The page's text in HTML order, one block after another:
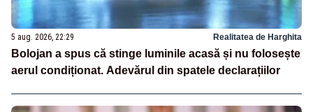
5 aug. 2026, 22:29 Realitatea de Harghita
Bolojan a spus că stinge luminile acasă și nu folosește
aerul condiționat. Adevărul din spatele declarațiilor